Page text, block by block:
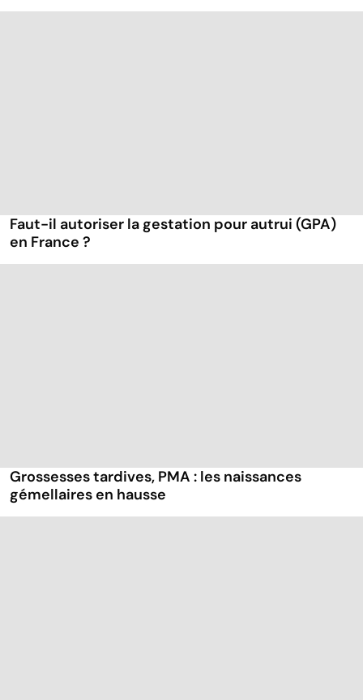
Faut-il autoriser la gestation pour autrui (GPA)
en France ?
Grossesses tardives, PMA : les naissances
gémellaires en hausse